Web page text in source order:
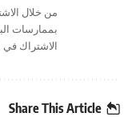
من خلال
بممارسات
الاشتراك
Share This Article